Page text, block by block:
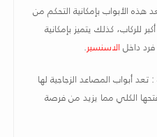
الأبواب بإمكانية التحكم من
للركاب، كذلك يتميز بإمكانية
داخل الاسنسير.
تعد أبواب المصاعد الزجاجية لها
الكلي مما يزيد من فرصة